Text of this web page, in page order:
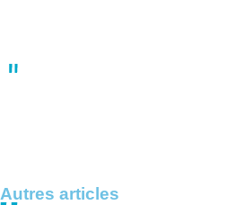
Autres articles